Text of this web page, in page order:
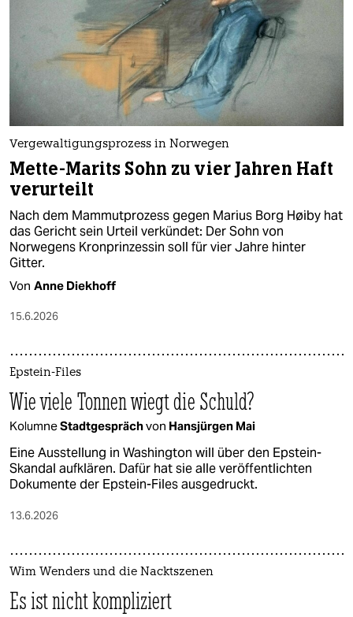
Vergewaltigungsprozess in Norwegen
Mette-Marits Sohn zu vier Jahren Haft
verurteilt
Nach dem Mammutprozess gegen Marius Borg Høiby hat
das Gericht sein Urteil verkündet: Der Sohn von
Norwegens Kronprinzessin soll für vier Jahre hinter
Gitter.
Von Anne Diekhoff
15.6.2026
Epstein-Files
Wie viele Tonnen wiegt die Schuld?
KolumneStadtgesprächvon Hansjürgen Mai
Eine Ausstellung in Washington will über den Epstein-
Skandal aufklären. Dafür hat sie alle veröffentlichten
Dokumente der Epstein-Files ausgedruckt.
13.6.2026
Wim Wenders und die Nacktszenen
Es ist nicht kompliziert